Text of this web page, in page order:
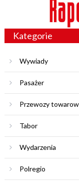
Kategorie
Wywiady
Pasażer
Przewozy
Tabor
Wydarzenia
Polregio